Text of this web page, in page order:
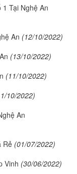
Tại Nghệ An
An (12/10/2022)
(13/10/2022)
(11/10/2022)
10/2022)
An
Rẻ (01/07/2022)
Vinh (30/06/2022)